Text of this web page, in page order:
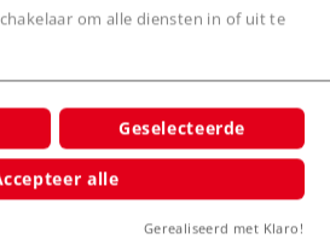
Stoomlocomotieven
om alle diensten in of uit te
Geselecteerde
alle
Gerealiseerd met Klaro!